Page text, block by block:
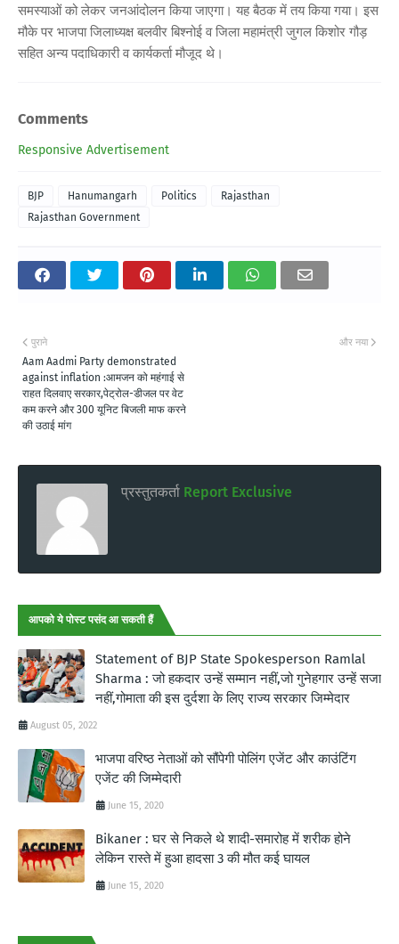
समस्याओं को लेकर जनआंदोलन किया जाएगा। यह बैठक में तय किया गया। इस
मौके पर भाजपा जिलाध्यक्ष बलवीर बिश्नोई व जिला महामंत्री जुगल किशोर गौड़
सहित अन्य पदाधिकारी व कार्यकर्ता मौजूद थे।
Comments
Responsive Advertisement
BJP Hanumangarh Politics
Rajasthan
Rajasthan Government
और नया
पुराने
Aam Aadmi Party demonstrated
against inflation :आमजन को महंगाई से
राहत दिलवाए सरकार,पेट्रोल-डीजल पर वेट
कम करने और 300 यूनिट बिजली माफ करने
की उठाई मांग
प्रस्तुतकर्ता Report Exclusive
आपको ये पोस्ट पसंद आ सकती हैं
Statement of BJP State Spokesperson Ramlal
Sharma : जो हकदार उन्हें सम्मान नहीं,जो गुनेहगार उन्हें सजा
नहीं,गोमाता की इस दुर्दशा के लिए राज्य सरकार जिम्मेदार
August 05, 2022
भाजपा वरिष्ठ नेताओं को सौंपेगी पोलिंग एजेंट और काउंटिंग
एजेंट की जिम्मेदारी
June 15, 2020
Bikaner : घर से निकले थे शादी-समारोह में शरीक होने
लेकिन रास्ते में हुआ हादसा 3 की मौत कई घायल
June 15, 2020